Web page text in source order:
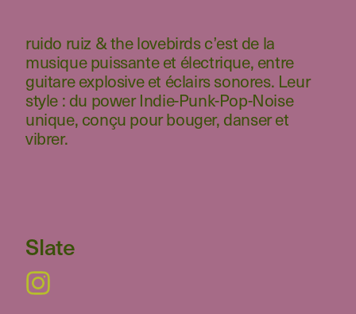
ruido ruiz & the lovebirds c’est de la
musique puissante et électrique, entre
guitare explosive et éclairs sonores. Leur
style : du power Indie-Punk-Pop-Noise
unique, conçu pour bouger, danser et
vibrer.
Slate